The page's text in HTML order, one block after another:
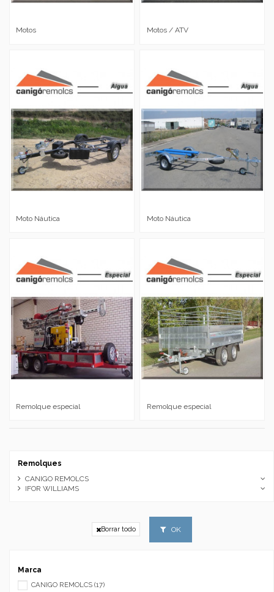
Motos Motos / ATV
Moto Náutica Moto Náutica
Remolque especial Remolque especial
Remolques
CANIGO REMOLCS
IFOR WILLIAMS
Borrar todo OK
Marca
CANIGO REMOLCS (17)